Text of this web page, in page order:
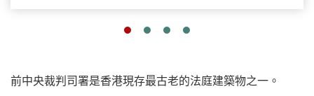
前中央裁判司署是香港現存最古老的法庭建築物之一。